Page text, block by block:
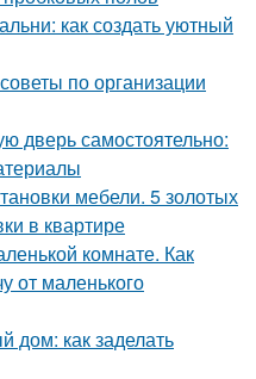
как создать уютный
по организации
дверь самостоятельно:
мебели. 5 золотых
в квартире
комнате. Как
от маленького
дом: как заделать